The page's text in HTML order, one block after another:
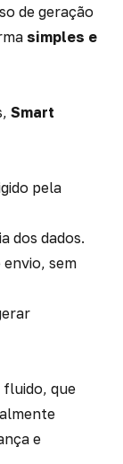
de geração
simples e
Smart
pela
dos dados.
sem
fluido, que
e